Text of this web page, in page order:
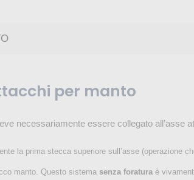
per manto
necessariamente essere collegato all’asse
la prima stecca superiore sull’asse (operazione
manto. Questo sistema senza foratura è